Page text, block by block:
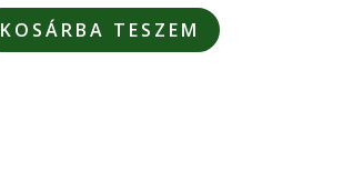
KOSÁRBA TESZEM